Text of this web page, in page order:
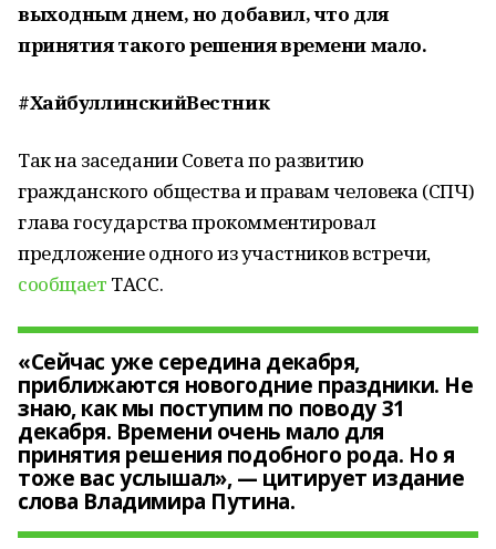
выходным днем, но добавил, что для
принятия такого решения времени мало.
#ХайбуллинскийВестник
Так на заседании Совета по развитию
гражданского общества и правам человека (СПЧ)
глава государства прокомментировал
предложение одного из участников встречи,
сообщает ТАСС.
«Сейчас уже середина декабря,
приближаются новогодние праздники. Не
знаю, как мы поступим по поводу 31
декабря. Времени очень мало для
принятия решения подобного рода. Но я
тоже вас услышал», — цитирует издание
слова Владимира Путина.